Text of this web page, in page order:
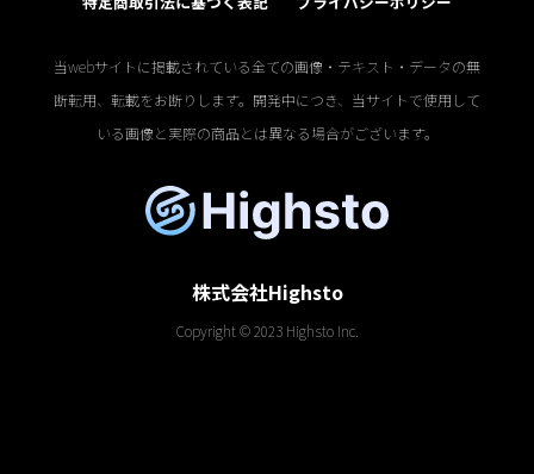
当webサイトに掲載されている全ての画像・テキスト・データの無
断転用、転載をお断りします。開発中につき、当サイトで使用して
いる画像と実際の商品とは異なる場合がございます。
株式会社Highsto
Copyright © 2023 Highsto Inc.